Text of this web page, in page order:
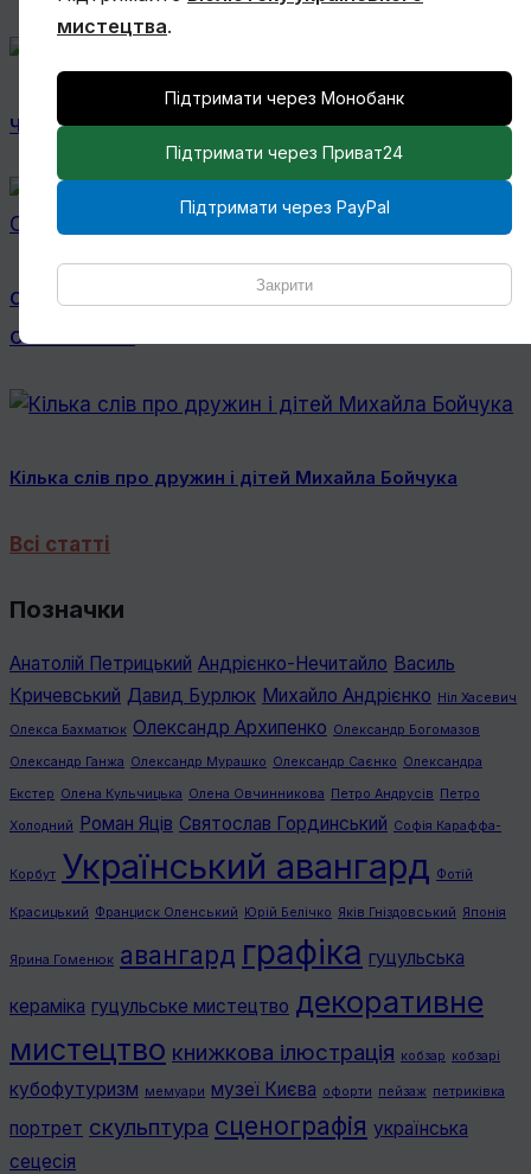
Чому Віктор Замирайло український художник?
Спогади Марії Котляревської про Михайла
Сапожникова
Кілька слів про дружин і дітей Михайла Бойчука
Всі статті
Позначки
Анатолій Петрицький Андрієнко-Нечитайло Василь
Кричевський Давид Бурлюк Михайло Андрієнко Ніл Хасевич
Олекса Бахматюк Олександр Архипенко Олександр Богомазов
Олександр Ганжа Олександр Мурашко Олександр Саєнко Олександра
Екстер Олена Кульчицька Олена Овчинникова Петро Андрусів Петро
Холодний Роман Яців Святослав Гординський Софія Караффа-
Корбут Український авангард Фотій
Красицький Франциск Оленський Юрій Белічко Яків Гніздовський Японія
Ярина Гоменюк авангард графiка гуцульська
кераміка гуцульське мистецтво декоративне
мистецтво книжкова ілюстрація кобзар кобзарі
кубофутуризм мемуари музеї Києва офорти пейзаж петриківка
портрет скульптура сценографія українська
сецесія
мистецтва.
Підтримати через Монобанк
Підтримати через Приват24
Підтримати через PayPal
Закрити